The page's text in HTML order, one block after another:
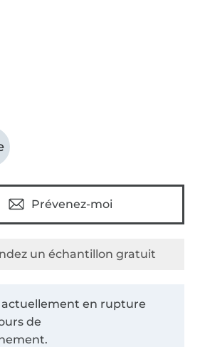
Prévenez-moi
actuellement en rupture
de